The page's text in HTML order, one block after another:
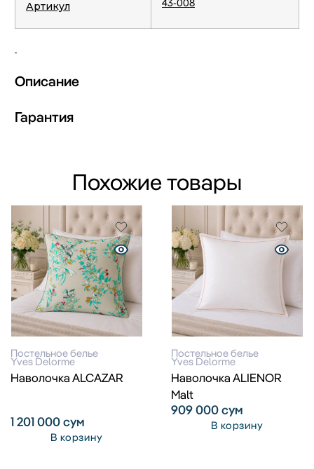
Артикул
Описание
Гарантия
Похожие товары
Постельное белье
Yves Delorme
Наволочка ALCAZAR
1 201 000сум
В корзину
Постельное белье
Yves Delorme
Наволочка ALIENOR
Malt
909 000сум
В корзину